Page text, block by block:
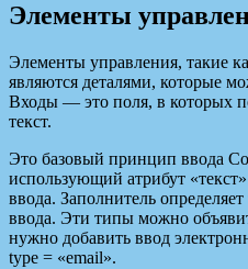
Элементы
Элементы управления, такие
являются деталями, которые
Входы — это поля, в которых
текст.
Это базовый принцип ввода
использующий атрибут
ввода. Заполнитель
ввода. Эти типы можно
нужно добавить ввод
type = «email».